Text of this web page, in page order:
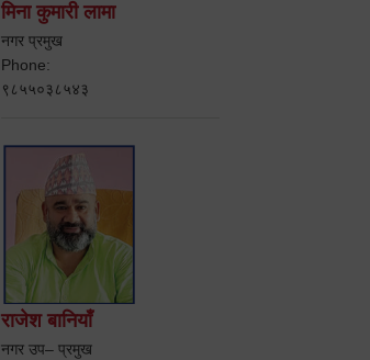
मिना कुमारी लामा
नगर प्रमुख
Phone:
९८५५०३८५४३
राजेश बानियाँ
नगर उप– प्रमुख